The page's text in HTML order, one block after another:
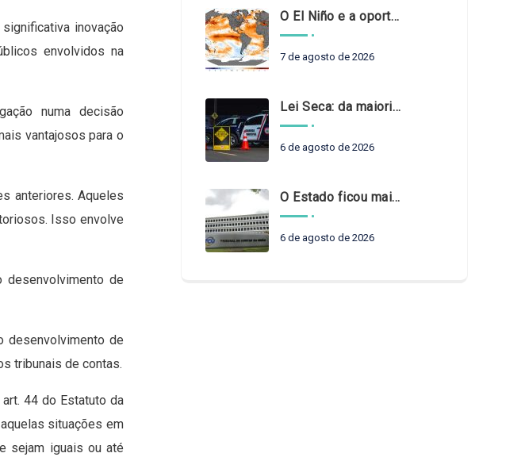
inovação
envolvidos na
numa decisão
vantajosos para o
anteriores. Aqueles
Isso envolve
desenvolvimento de
desenvolvimento de
tribunais de contas.
44 do Estatuto da
situações em
sejam iguais ou até
O El Niño e a oportunidade de fortalecer o controle externo das políticas climáticas
7 de agosto de 2026
Lei Seca: da maioridade à maturidade
6 de agosto de 2026
O Estado ficou mais complexo. O controle precisa acompanhar
6 de agosto de 2026